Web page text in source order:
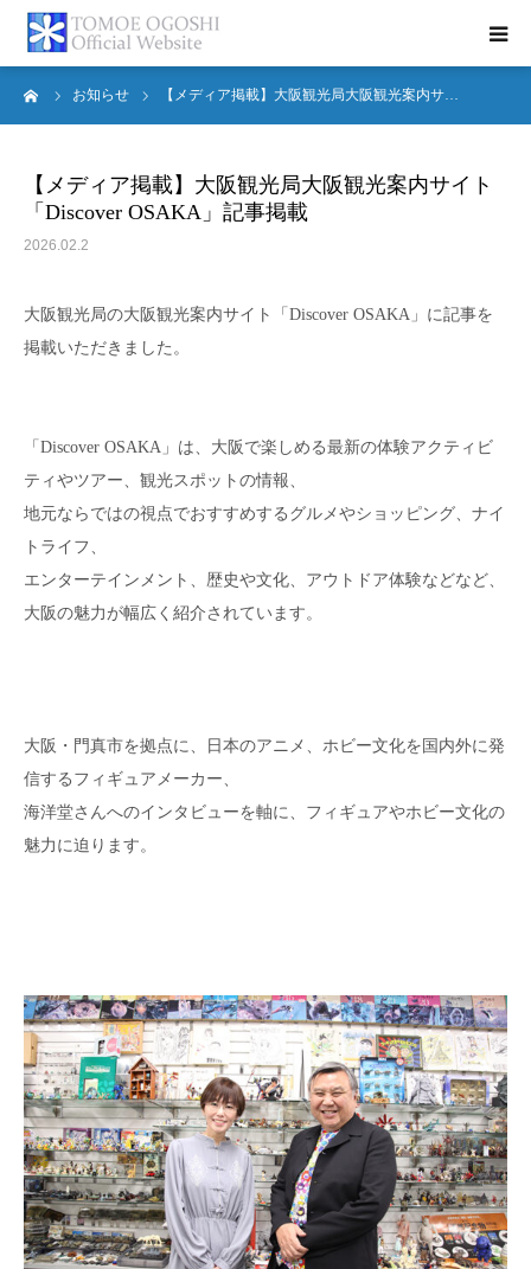
お知らせ 【メディア掲載】大阪観光局大阪観光案内サ…
【メディア掲載】大阪観光局大阪観光案内サイト
「Discover OSAKA」記事掲載
2026.02.2
大阪観光局の大阪観光案内サイト「Discover OSAKA」に記事を
掲載いただきました。
「Discover OSAKA」は、大阪で楽しめる最新の体験アクティビ
ティやツアー、観光スポットの情報、
地元ならではの視点でおすすめするグルメやショッピング、ナイ
トライフ、
エンターテインメント、歴史や文化、アウトドア体験などなど、
大阪の魅力が幅広く紹介されています。
大阪・門真市を拠点に、日本のアニメ、ホビー文化を国内外に発
信するフィギュアメーカー、
海洋堂さんへのインタビューを軸に、フィギュアやホビー文化の
魅力に迫ります。
トップページ
プロフィール
活動報告
お問合せ